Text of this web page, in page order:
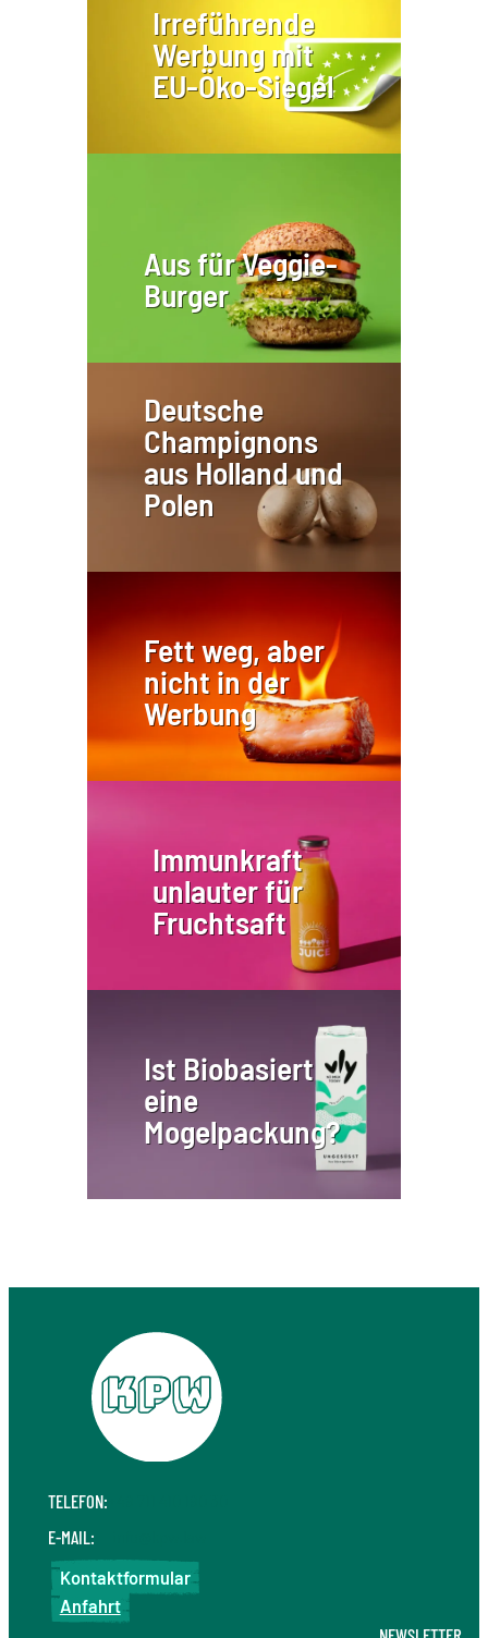
Irreführende
Werbung mit
EU-Öko-Siegel
Aus für Veggie-
Burger
Deutsche
Champignons
aus Holland und
Polen
Fett weg, aber
nicht in der
Werbung
Immunkraft
unlauter für
Fruchtsaft
Ist Biobasiert
eine
Mogelpackung?
TELEFON:
E-MAIL:
Kontaktformular
Anfahrt